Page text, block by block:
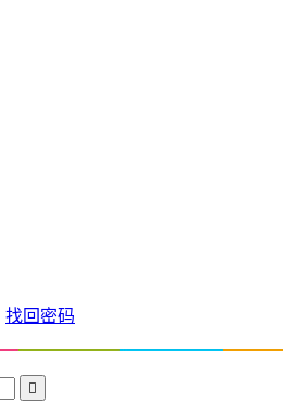
找回密码
